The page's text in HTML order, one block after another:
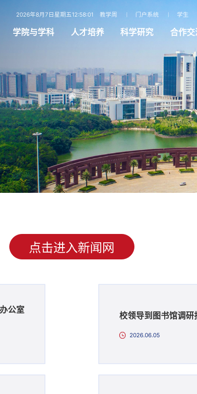
2026年8月7日星期五12:58:02 教学周 门户系统 学生
学院与学科 人才培养 科学研究 合作交
首页 / 南大新闻
点击进入新闻网
公室
校领导到图书馆调研
2026.06.05